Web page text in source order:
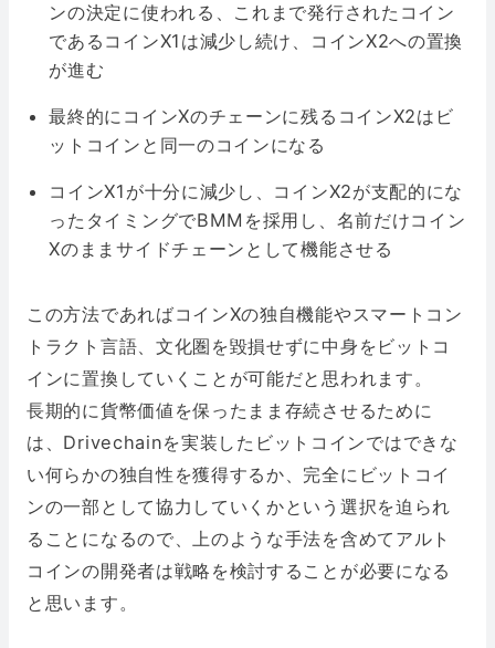
ンの決定に使われる、これまで発行されたコイン
であるコインX1は減少し続け、コインX2への置換
が進む
最終的にコインXのチェーンに残るコインX2はビ
ットコインと同一のコインになる
コインX1が十分に減少し、コインX2が支配的にな
ったタイミングでBMMを採用し、名前だけコイン
Xのままサイドチェーンとして機能させる
この方法であればコインXの独自機能やスマートコン
トラクト言語、文化圏を毀損せずに中身をビットコ
インに置換していくことが可能だと思われます。
長期的に貨幣価値を保ったまま存続させるために
は、Drivechainを実装したビットコインではできな
い何らかの独自性を獲得するか、完全にビットコイ
ンの一部として協力していくかという選択を迫られ
ることになるので、上のような手法を含めてアルト
コインの開発者は戦略を検討することが必要になる
と思います。